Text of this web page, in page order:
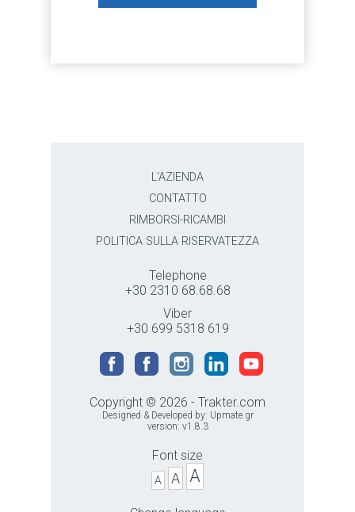
L'AZIENDA
CONTATTO
RIMBORSI-RICAMBI
POLITICA SULLA RISERVATEZZA
Telephone
+30 2310 68.68.68
Viber
+30 699 5318 619
Copyright © 2026 - Trakter.com
Designed & Developed by: Upmate.gr
version: v1.8.3
Font size
A A A